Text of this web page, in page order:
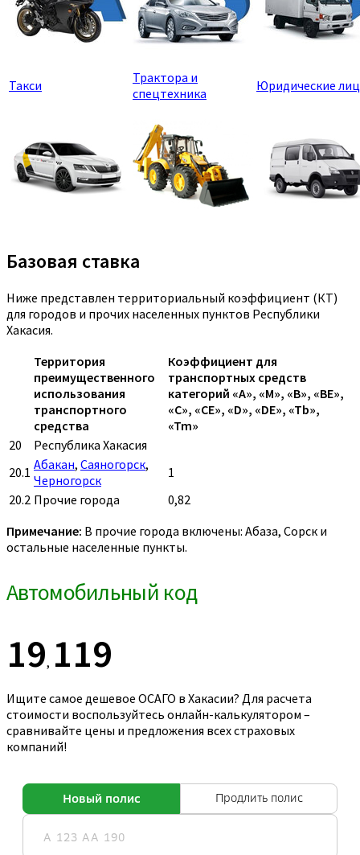
Такси
Трактора и
спецтехника
Юридические
Базовая ставка
Ниже представлен территориальный коэффициент (КТ)
для городов и прочих населенных пунктов Республики
Хакасия.
Территория
преимущественного
использования
транспортного
средства
Коэффициент для
транспортных средств
категорий «A», «M», «B», «BE»,
«C», «CE», «D», «DE», «Tb»,
«Tm»
20
Республика Хакасия
20.1 Абакан, Саяногорск,
Черногорск
1
20.2 Прочие города
0,82
Примечание: В прочие города включены: Абаза, Сорск и
остальные населенные пункты.
Автомобильный код
19, 119
Ищите самое дешевое ОСАГО в Хакасии? Для расчета
стоимости воспользуйтесь онлайн-калькулятором –
сравнивайте цены и предложения всех страховых
компаний!